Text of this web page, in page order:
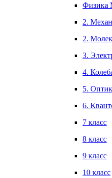
2.
2.
3.
4.
5.
6.
7 класс
8 класс
9 класс
10 класс